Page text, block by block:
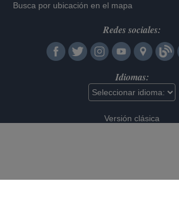
Busca por ubicación en el mapa
Redes sociales:
Idiomas:
Versión clásica